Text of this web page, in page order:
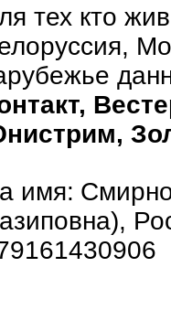
тех кто
имя: